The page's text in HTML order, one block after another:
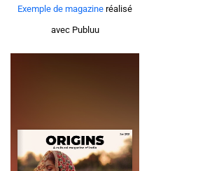
Exemple de magazine réalisé
avec Publuu